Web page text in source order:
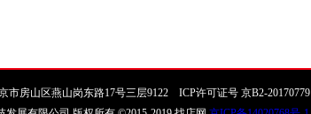
市房山区燕山岗东路17号三层9122 ICP许可证号 京B2-20170779